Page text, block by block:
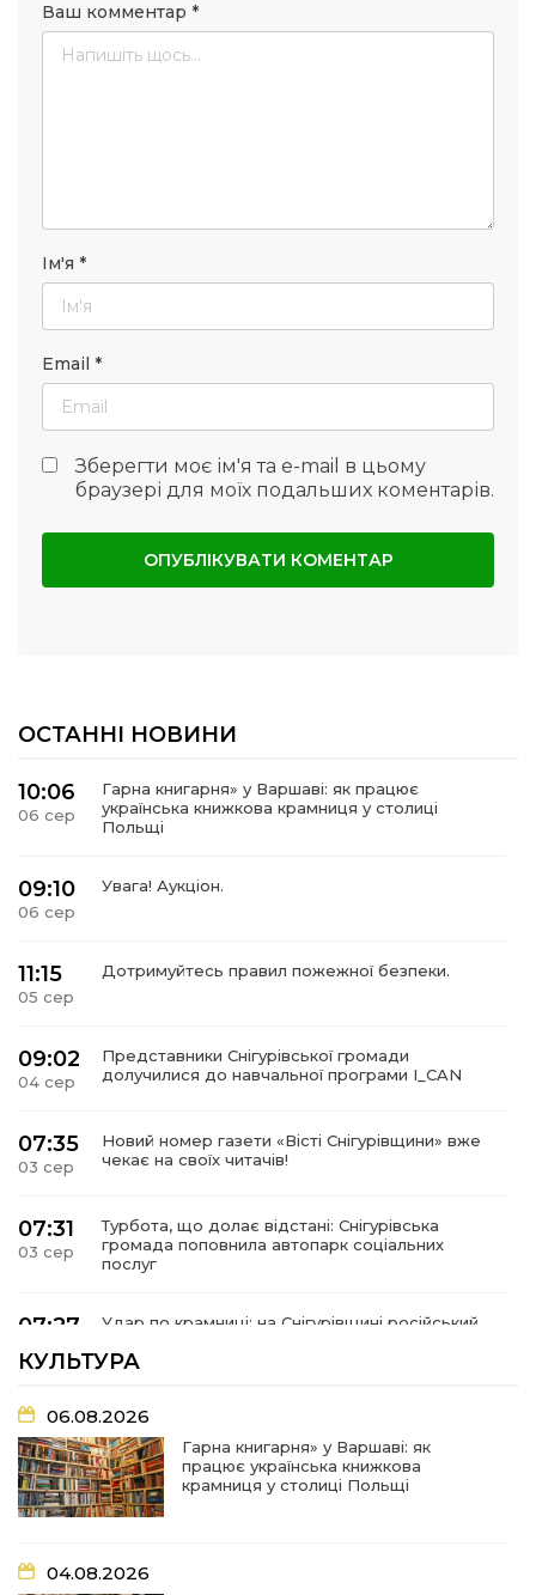
Ваш комментар *
Ім'я *
Email *
Зберегти моє ім'я та e-mail в цьому
браузері для моїх подальших коментарів.
ОСТАННІ НОВИНИ
10:06
06 сер
Гарна книгарня» у Варшаві: як працює
українська книжкова крамниця у столиці
Польщі
09:10
06 сер
Увага! Аукціон.
11:15
05 сер
Дотримуйтесь правил пожежної безпеки.
09:02
04 сер
Представники Снігурівської громади
долучилися до навчальної програми I_CAN
07:35
03 сер
Новий номер газети «Вісті Снігурівщини» вже
чекає на своїх читачів!
07:31
03 сер
Турбота, що долає відстані: Снігурівська
громада поповнила автопарк соціальних
послуг
07:27
Удар по крамниці: на Снігурівщині російський
19:03
02 сер
Їхнє слово вагоме, бо перевірене власним
життям
18:18
02 сер
Оголошення Про початок формування нового
складу Ради з питань внутрішньо
КУЛЬТУРА
06.08.2026
Гарна книгарня» у Варшаві: як
працює українська книжкова
крамниця у столиці Польщі
04.08.2026